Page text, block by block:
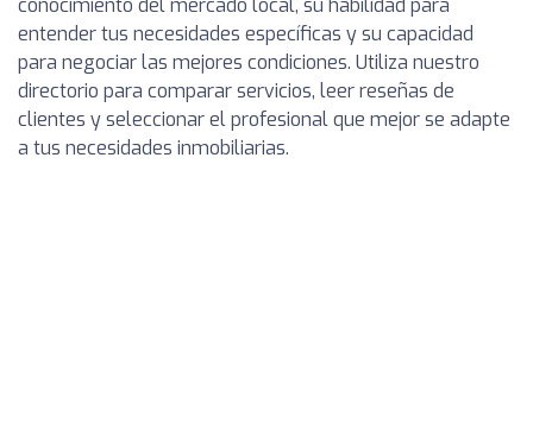
conocimiento del mercado local, su habilidad para
entender tus necesidades específicas y su capacidad
para negociar las mejores condiciones. Utiliza nuestro
directorio para comparar servicios, leer reseñas de
clientes y seleccionar el profesional que mejor se adapte
a tus necesidades inmobiliarias.